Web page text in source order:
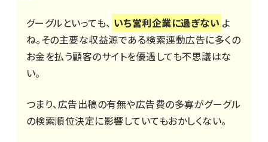
グーグルといっても、 いち営利企業に過ぎない よ
ね。その主要な収益源である検索連動広告に多くの
お金を払う顧客のサイトを優遇しても不思議はな
い。
つまり、広告出稿の有無や広告費の多寡がグーグル
の検索順位決定に影響していてもおかしくない。